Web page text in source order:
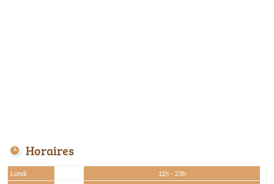
Horaires
Lundi
11h - 23h